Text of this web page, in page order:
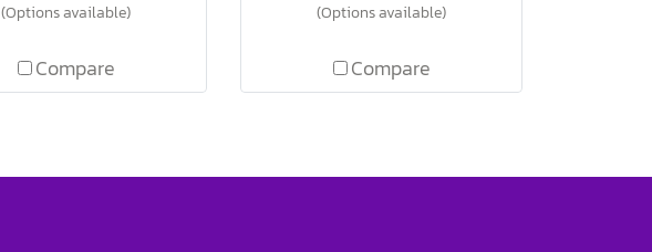
(Options available)
Compare
(Options available)
Compare